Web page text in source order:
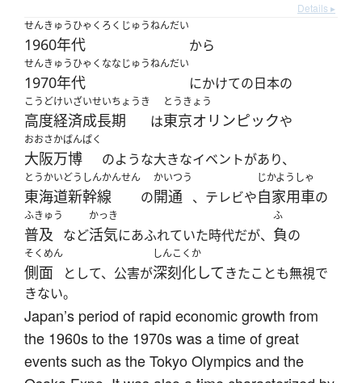
Details ▸
せんきゅうひゃくろくじゅうねんだい
1960年代 から
せんきゅうひゃくななじゅうねんだい
1970年代 にかけての日本の
こうどけいざいせいちょうき
高度経済成長期 は
とうきょう
東京オリンピックや
おおさかばんぱく
大阪万博 のような大きなイベントがあり、
とうかいどうしんかんせん
東海道新幹線 の
かいつう
開通 、テレビや
じかようしゃ
自家用車の
ふきゅう
普及 など
かっき
活気にあふれていた時代だが、
ふ
負の
そくめん
側面 として、公害が
しんこくか
深刻化してきたことも無視で
きない。
Japan’s period of rapid economic growth from
the 1960s to the 1970s was a time of great
events such as the Tokyo Olympics and the